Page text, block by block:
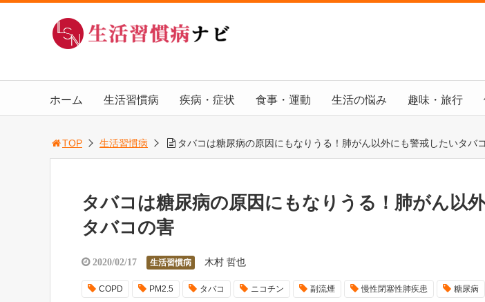
ホーム 生活習慣病 疾病・症状 食事・運動 生活の悩み 趣味・旅行
TOP 生活習慣病 タバコは糖尿病の原因にもなりうる！肺がん以外にも警戒したいタバ
タバコは糖尿病の原因にもなりうる！肺がん以
タバコの害
2020/02/17 生活習慣病 木村 哲也
COPD PM2.5 タバコ ニコチン 副流煙 慢性閉塞性肺疾患 糖尿病